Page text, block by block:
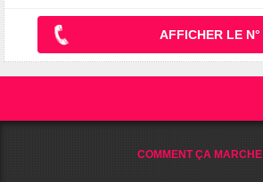
AFFICHER LE N°
COMMENT ÇA MARCHE